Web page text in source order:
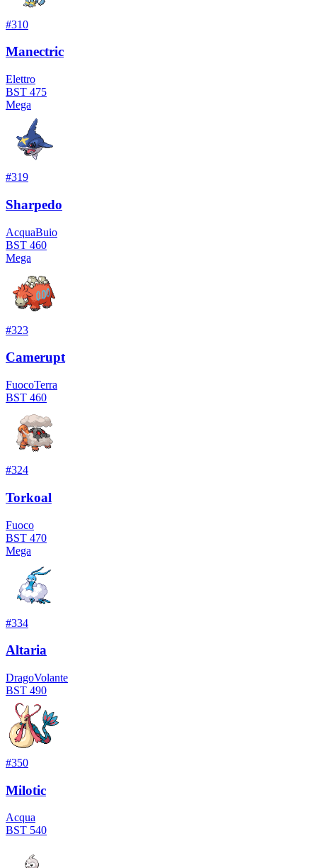
#310
Manectric
Elettro
BST 475
Mega
#319
Sharpedo
AcquaBuio
BST 460
Mega
#323
Camerupt
FuocoTerra
BST 460
#324
Torkoal
Fuoco
BST 470
Mega
#334
Altaria
DragoVolante
BST 490
#350
Milotic
Acqua
BST 540